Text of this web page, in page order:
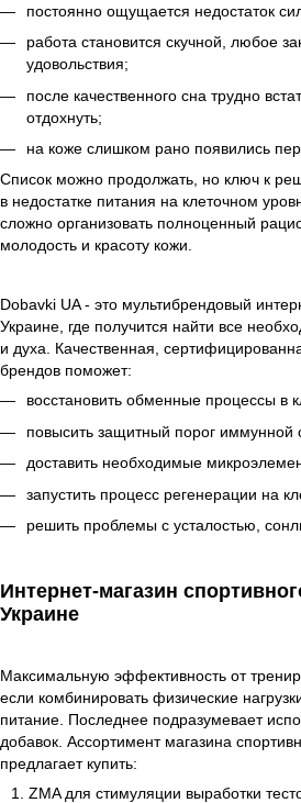
постоянно ощущается недостаток
работа становится скучной, любое
удовольствия;
после качественного сна трудно
отдохнуть;
на коже слишком рано появились
Список можно продолжать, но ключ к
в недостатке питания на клеточном
сложно организовать полноценный
молодость и красоту кожи.
Dobavki UA - это мультибрендовый
Украине, где получится найти все
и духа. Качественная,
брендов поможет:
восстановить обменные процессы в
повысить защитный порог иммунной
доставить необходимые
запустить процесс регенерации на
решить проблемы с усталостью,
Интернет-магазин
Украине
Максимальную эффективность от
если комбинировать физические
питание. Последнее подразумевает
добавок. Ассортимент магазина
предлагает купить:
ZMA для стимуляции выработки